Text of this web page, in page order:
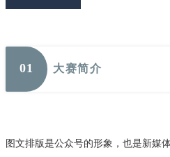
01 大赛简介
图文排版是公众号的形象，也是新媒